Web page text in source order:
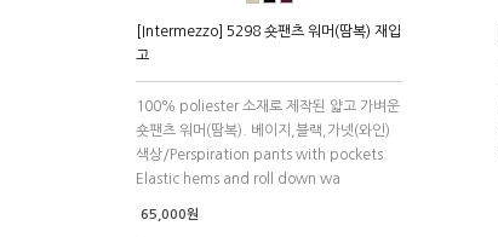
[Intermezzo] 5298 숏팬츠 워머(땀복) 재입
고
100% poliester 소재로 제작된 얇고 가벼운
숏팬츠 워머(땀복). 베이지,블랙,가넷(와인)
색상/Perspiration pants with pockets.
Elastic hems and roll down wa
65,000원